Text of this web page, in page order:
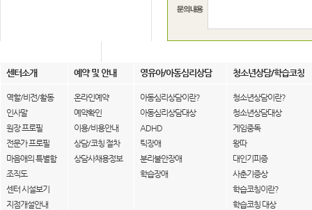
센터소개 예약 및 안내 영유아/아동심리상담 청소년상담/학습코칭
역할/비전/활동
인사말
원장 프로필
전문가 프로필
마음애의 특별함
조직도
센터 시설보기
지점개설안내
온라인예약
예약확인
이용/비용안내
상담/코칭 절차
상담사채용정보
아동심리상담이란?
아동심리상담대상
ADHD
틱장애
분리불안장애
학습장애
청소년상담이란?
청소년상담대상
게임중독
왕따
대인기피증
사춘기증상
학습코칭이란?
학습코칭 대상